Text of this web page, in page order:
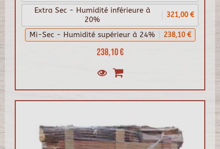
238,10 €
Extra Sec - Humidité inférieure à
20%
321,00 €
Mi-Sec - Humidité supérieur à 24% 238,10 €